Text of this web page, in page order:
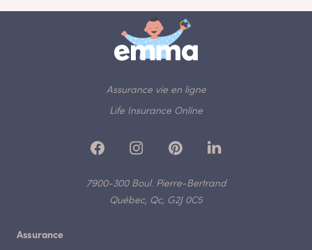
Assurance vie en ligne
Life Insurance Online
7900-300 Boul. Pierre-Bertrand
Québec, Qc, G2J 0C5
Assurance